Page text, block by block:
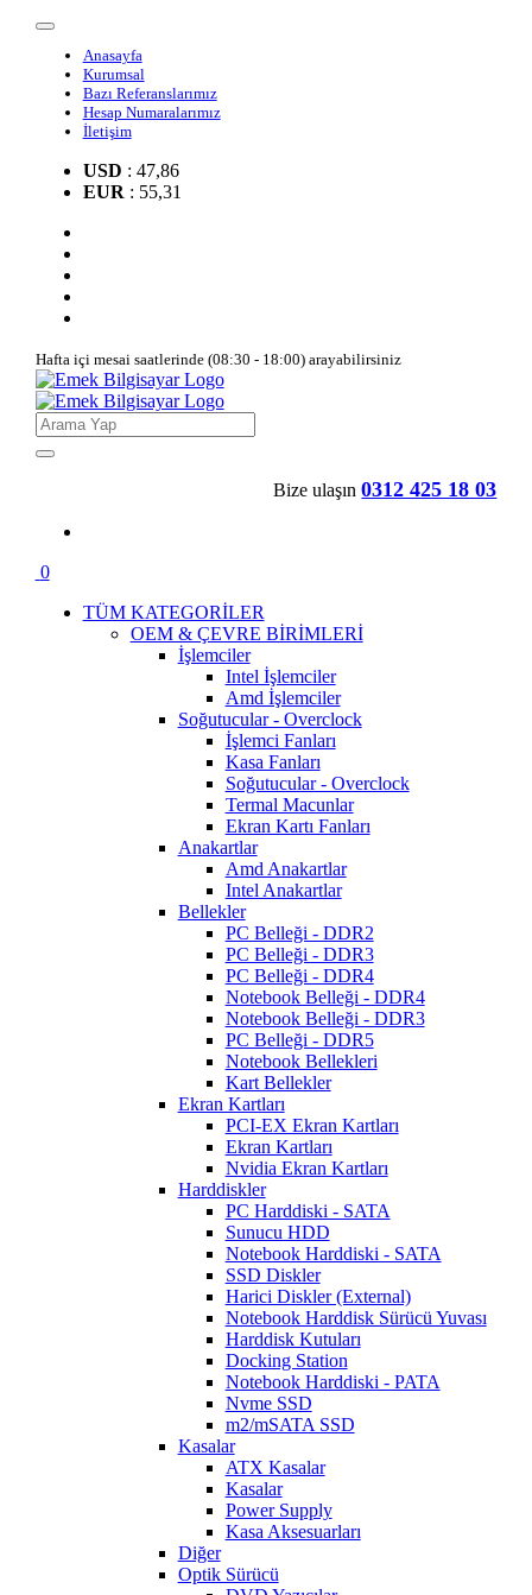
Anasayfa
Kurumsal
Bazı Referanslarımız
Hesap Numaralarımız
İletişim
USD : 47,86
EUR : 55,31
Hafta içi mesai saatlerinde (08:30 - 18:00) arayabilirsiniz
Bize ulaşın 0312 425 18 03
0
TÜM KATEGORİLER
OEM & ÇEVRE BİRİMLERİ
İşlemciler
Intel İşlemciler
Amd İşlemciler
Soğutucular - Overclock
İşlemci Fanları
Kasa Fanları
Soğutucular - Overclock
Termal Macunlar
Ekran Kartı Fanları
Anakartlar
Amd Anakartlar
Intel Anakartlar
Bellekler
PC Belleği - DDR2
PC Belleği - DDR3
PC Belleği - DDR4
Notebook Belleği - DDR4
Notebook Belleği - DDR3
PC Belleği - DDR5
Notebook Bellekleri
Kart Bellekler
Ekran Kartları
PCI-EX Ekran Kartları
Ekran Kartları
Nvidia Ekran Kartları
Harddiskler
PC Harddiski - SATA
Sunucu HDD
Notebook Harddiski - SATA
SSD Diskler
Harici Diskler (External)
Notebook Harddisk Sürücü Yuvası
Harddisk Kutuları
Docking Station
Notebook Harddiski - PATA
Nvme SSD
m2/mSATA SSD
Kasalar
ATX Kasalar
Kasalar
Power Supply
Kasa Aksesuarları
Diğer
Optik Sürücü